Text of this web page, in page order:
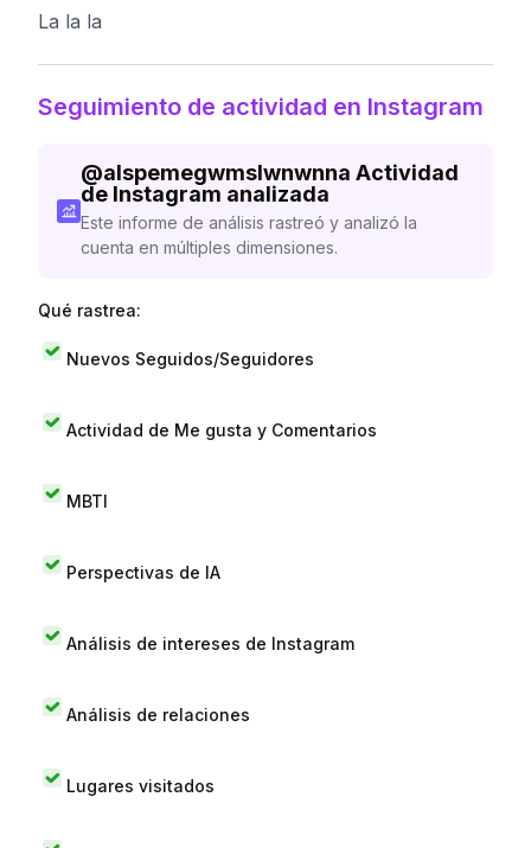
La la la
Seguimiento de actividad en Instagram
@alspemegwmslwnwnna Actividad
de Instagram analizada
Este informe de análisis rastreó y analizó la
cuenta en múltiples dimensiones.
Qué rastrea:
Nuevos Seguidos/Seguidores
Actividad de Me gusta y Comentarios
MBTI
Perspectivas de IA
Análisis de intereses de Instagram
Análisis de relaciones
Lugares visitados